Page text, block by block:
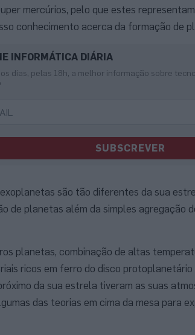
mercúrios, pelo que estes
conhecimento acerca da formação de
INFORMÁTICA DIÁRIA
dias, pelas 18h, a melhor informação sobre
SUBSCREVER
são tão diferentes da sua
de planetas além da simples agregação
planetas, combinação de altas
ricos em ferro do disco
da sua estrela tiveram as suas
das teorias em cima da mesa para